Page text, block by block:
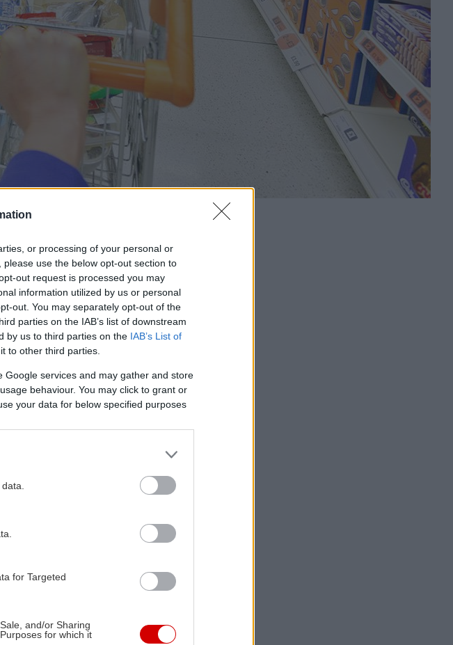
or processing of your personal or
use the below opt-out section to
out request is processed you may
information utilized by us or personal
out. You may separately opt-out of the
parties on the IAB’s list of downstream
by us to third parties on the IAB’s List of
to other third parties.
services and may gather and store
behaviour. You may click to grant or
your data for below specified purposes
for Targeted
and/or Sharing
for which it